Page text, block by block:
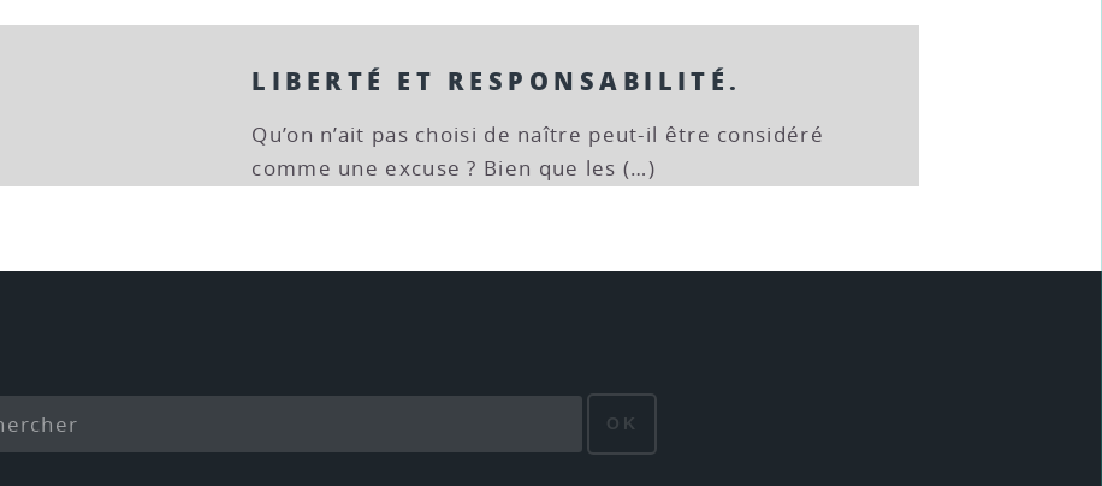
LIBERTÉ ET RESPONSABILITÉ.
Qu’on n’ait pas choisi de naître peut-il être considéré
comme une excuse ? Bien que les (…)
OK